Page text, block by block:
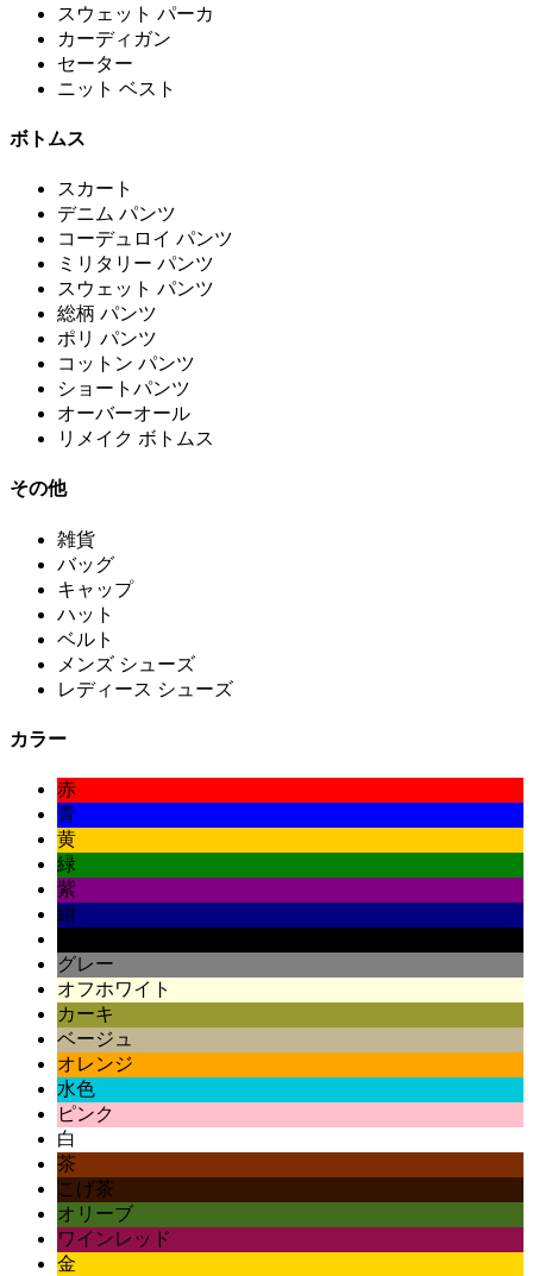
スウェット パーカ
カーディガン
セーター
ニット ベスト
ボトムス
スカート
デニム パンツ
コーデュロイ パンツ
ミリタリー パンツ
スウェット パンツ
総柄 パンツ
ポリ パンツ
コットン パンツ
ショートパンツ
オーバーオール
リメイク ボトムス
その他
雑貨
バッグ
キャップ
ハット
ベルト
メンズ シューズ
レディース シューズ
カラー
赤
青
黄
緑
紫
紺
グレー
オフホワイト
カーキ
ベージュ
オレンジ
水色
ピンク
白
茶
こげ茶
オリーブ
ワインレッド
金